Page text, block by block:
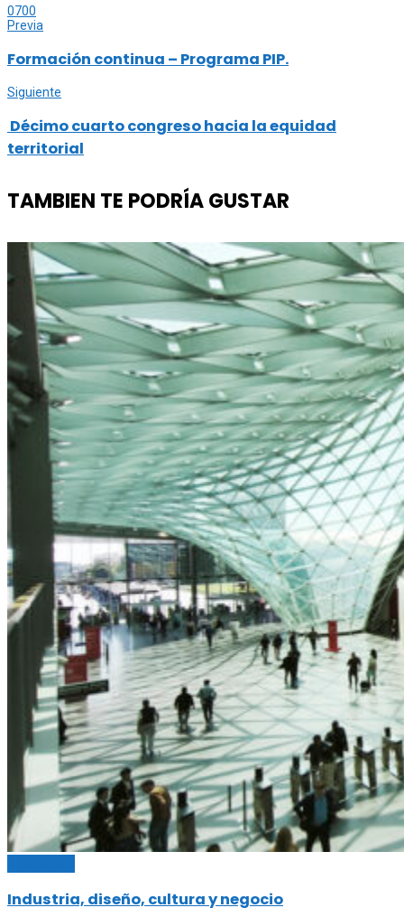
0700
Previa
Formación continua – Programa PIP.
Siguiente
Décimo cuarto congreso hacia la equidad
territorial
TAMBIEN TE PODRÍA GUSTAR
Industria, diseño, cultura y negocio